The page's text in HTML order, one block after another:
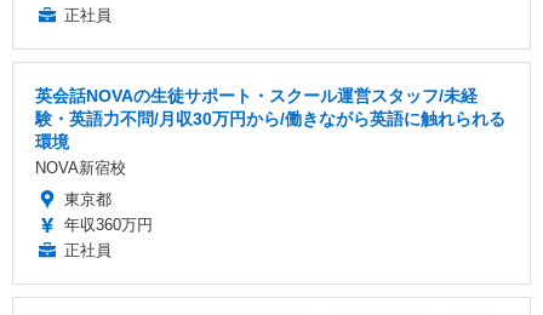
正社員
英会話NOVAの生徒サポート・スクール運営スタッフ/未経
験・英語力不問/月収30万円から/働きながら英語に触れられる
環境
NOVA新宿校
東京都
年収360万円
正社員